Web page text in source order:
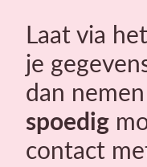
Laat via het
je
dan
spoedig
contact